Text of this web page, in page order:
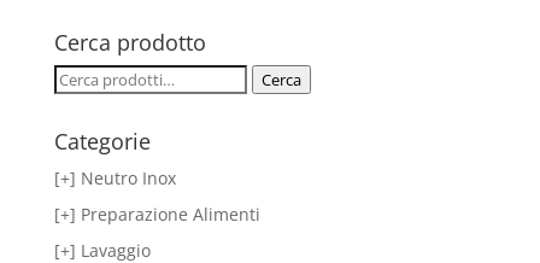
Cerca prodotto
Cerca: Cerca
Categorie
[+] Neutro Inox
[+] Preparazione Alimenti
[+] Lavaggio